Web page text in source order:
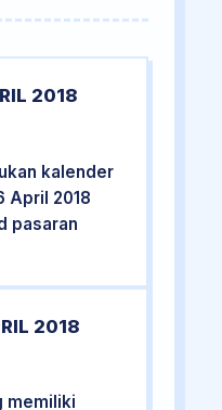
2018
kalender
April 2018
pasaran
2018
memiliki